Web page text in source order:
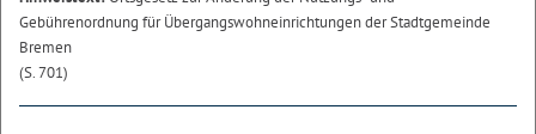
Gebührenordnung für Übergangswohneinrichtungen der Stadtgemeinde
Bremen
(S. 701)